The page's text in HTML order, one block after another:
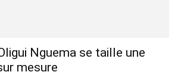
Nguema se taille une
mesure